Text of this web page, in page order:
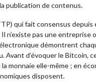
publication de contenus.
qui fait consensus depuis
n’existe pas une
démontrent
Avant d’évoquer le Bitcoin,
monnaie elle-même ; en
disposent.